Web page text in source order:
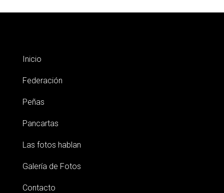
Inicio
Federación
Peñas
Pancartas
Las fotos hablan
Galería de Fotos
Contacto